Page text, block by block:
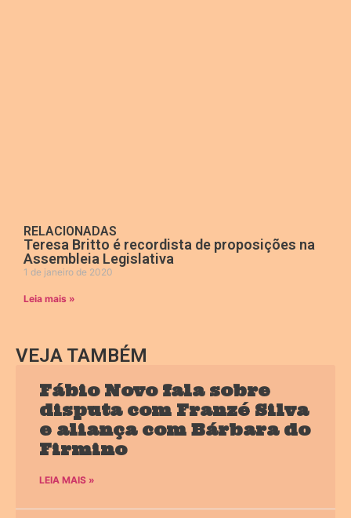
RELACIONADAS
Teresa Britto é recordista de proposições na
Assembleia Legislativa
1 de janeiro de 2020
Leia mais »
VEJA TAMBÉM
Fábio Novo fala sobre
disputa com Franzé Silva
e aliança com Bárbara do
Firmino
LEIA MAIS »